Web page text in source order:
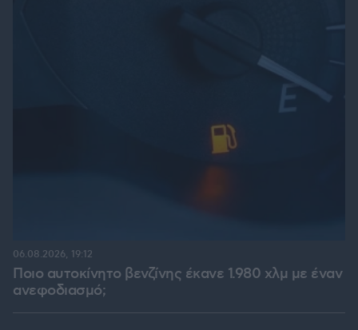
Ποιο αυτοκίνητο βενζίνης έκανε 1.980 χλμ με έναν
ανεφοδιασμό;
06.08.2026, 19:12